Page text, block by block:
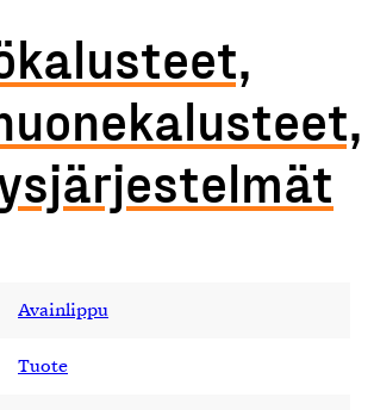
Avainlippu
Tuote